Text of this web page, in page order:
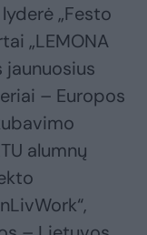
„Festo
„LEMONA
jaunuosius
– Europos
alumnų